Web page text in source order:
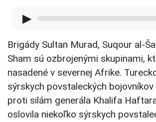
▶
Brigády Sultan Murad, Suqour al-
Sham sú ozbrojenými skupinami,
nasadené v severnej Afrike.
sýrskych povstaleckých bojovníkov
proti silám generála Khalifa
oslovila niekoľko sýrskych